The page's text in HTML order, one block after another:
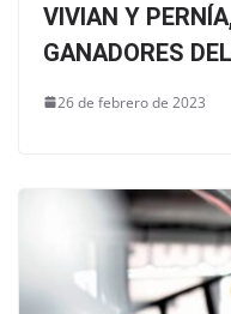
VIVIAN Y
GANADORES
26 de febrero de 2023